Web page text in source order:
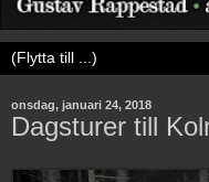
onsdag, januari 24, 2018
Dagsturer till